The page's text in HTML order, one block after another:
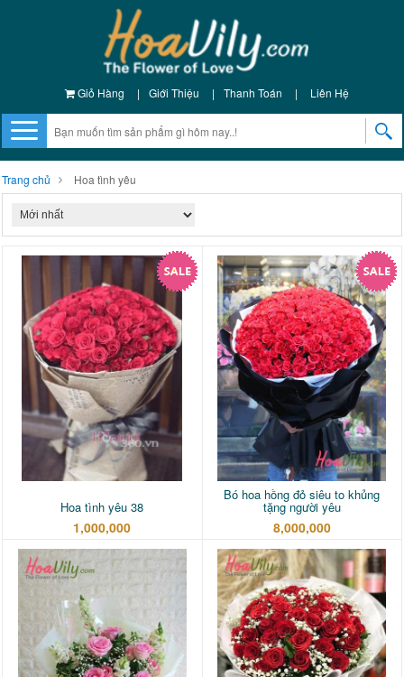
Giỏ Hàng | Giới Thiệu | Thanh Toán | Liên Hệ
Trang chủ Hoa tình yêu
Hoa tình yêu 38
1,000,000
Bó hoa hồng đỏ siêu to khủng
tặng người yêu
8,000,000